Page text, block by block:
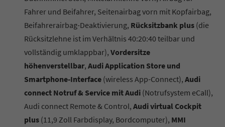
Fahrer und Beifahrer, Seitenairbag vorn mit Kopfairbag,
Beifahrerairbag-Deaktivierung, Rücksitzbank plus (die
Rücksitzlehne ist im Verhältnis 40:20:40 teilbar und
vollständig umklappbar), Vordersitze
höhenverstellbar, Audi Application Store und
Smartphone-Interface (wireless App-Connect), Audi
connect Notruf & Service mit Audi (Notrufsystem eCall),
Audi connect Remote & Control, Audi virtual Cockpit
plus (11,9 Zoll Farbdisplay, Bordcomputer), MMI